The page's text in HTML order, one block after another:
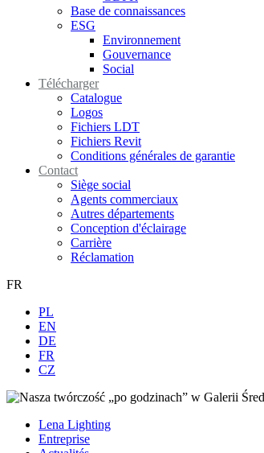
Base de connaissances
ESG
Environnement
Gouvernance
Social
Télécharger
Catalogue
Logos
Fichiers LDT
Fichiers Revit
Conditions générales de garantie
Contact
Siège social
Agents commerciaux
Autres départements
Conception d'éclairage
Carrière
Réclamation
FR
PL
EN
DE
FR
CZ
Lena Lighting
Entreprise